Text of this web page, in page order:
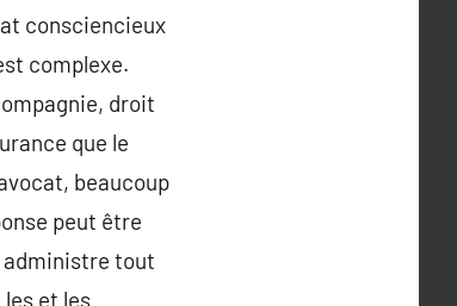
consciencieux
complexe.
droit
que le
beaucoup
peut être
administre tout
et les